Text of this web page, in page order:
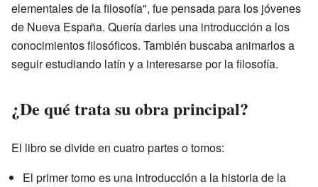
elementales de la filosofía", fue pensada para los jóvenes
de Nueva España. Quería darles una introducción a los
conocimientos filosóficos. También buscaba animarlos a
seguir estudiando latín y a interesarse por la filosofía.
¿De qué trata su obra principal?
El libro se divide en cuatro partes o tomos:
El primer tomo es una introducción a la historia de la